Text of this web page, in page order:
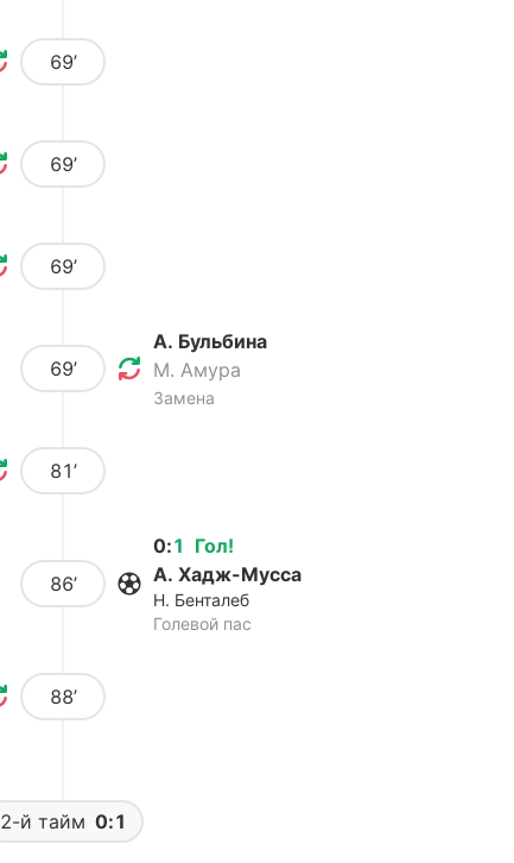
69’
69’
69’
69’
А. Бульбина
М. Амура
Замена
81’
86’
Гол!
0:1
А. Хадж-Мусса
Н. Бенталеб
Голевой пас
88’
2-й тайм 0:1